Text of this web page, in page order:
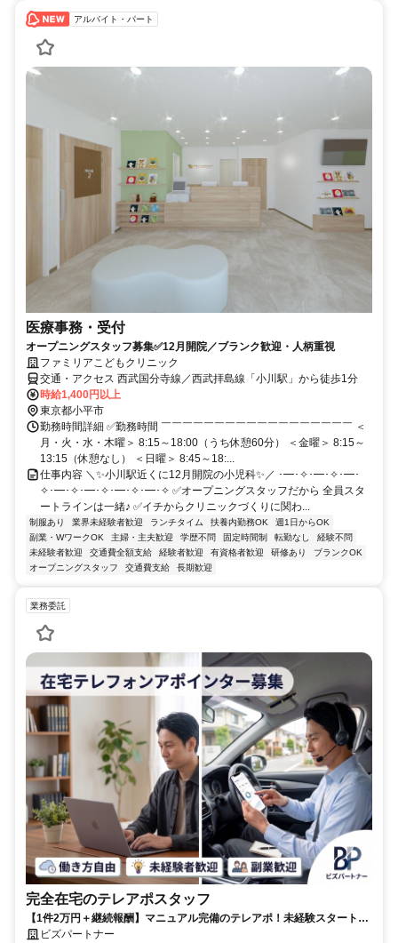
アルバイト・パート
医療事務・受付
オープニングスタッフ募集✅12月開院／ブランク歓迎・人柄重視
ファミリアこどもクリニック
交通・アクセス 西武国分寺線／西武拝島線「小川駅」から徒歩1分
時給1,400円以上
東京都小平市
勤務時間詳細 ✅勤務時間 ￣￣￣￣￣￣￣￣￣￣￣￣￣￣￣￣￣￣ ＜
月・火・水・木曜＞ 8:15～18:00（うち休憩60分） ＜金曜＞ 8:15～
13:15（休憩なし） ＜日曜＞ 8:45～18:...
仕事内容 ＼✨小川駅近くに12月開院の小児科✨／ ･━･✧･━･✧･━･
✧･━･✧･━･✧･━･✧･━･✧ ✅オープニングスタッフだから 全員スタ
ートラインは一緒♪ ✅イチからクリニックづくりに関わ...
制服あり 業界未経験者歓迎 ランチタイム 扶養内勤務OK
週1日からOK
副業・WワークOK
主婦・主夫歓迎 学歴不問 固定時間制 転勤なし
経験不問
未経験者歓迎
交通費全額支給 経験者歓迎 有資格者歓迎 研修あり
ブランクOK
オープニングスタッフ
交通費支給 長期歓迎
業務委託
完全在宅のテレアポスタッフ
【1件2万円＋継続報酬】マニュアル完備のテレアポ！未経験スタートの
副業スタッフ活躍中／丁寧なフォロー体制あり
ビズパートナー